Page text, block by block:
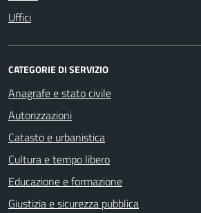
Uffici
CATEGORIE DI SERVIZIO
Anagrafe e stato civile
Autorizzazioni
Catasto e urbanistica
Cultura e tempo libero
Educazione e formazione
Giustizia e sicurezza pubblica